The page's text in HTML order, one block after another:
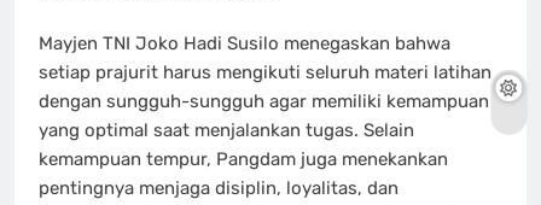
Mayjen TNI Joko Hadi Susilo menegaskan bahwa
setiap prajurit harus mengikuti seluruh materi latihan
dengan sungguh-sungguh agar memiliki kemampuan
yang optimal saat menjalankan tugas. Selain
kemampuan tempur, Pangdam juga menekankan
pentingnya menjaga disiplin, loyalitas, dan